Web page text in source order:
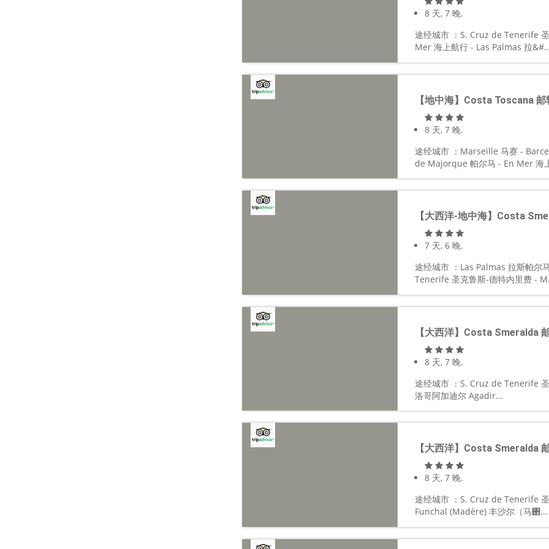
8 天, 7 晚.
途经城市 ：S. Cruz de Tenerife
Mer 海上航行 - Las Palmas 拉
【地中海】Costa Toscana 邮
8 天, 7 晚.
途经城市 ：Marseille 马赛 -
de Majorque 帕尔马 - En Mer 海
【大西洋-地中海】Costa
7 天, 6 晚.
途经城市 ：Las Palmas 拉斯帕尔
Tenerife 圣克鲁斯-德特内里费 -
【大西洋】Costa Smeralda
8 天, 7 晚.
途经城市 ：S. Cruz de Tenerife
洛哥阿加迪尔 Agadir...
【大西洋】Costa Smeralda
8 天, 7 晚.
途经城市 ：S. Cruz de Tenerife
Funchal (Madère) 丰沙尔（马঒...